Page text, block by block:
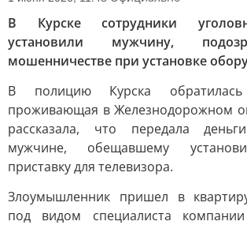
В Курске сотрудники
установили мужчину,
мошенничестве при установке
В полицию Курска обратилась
проживающая в Железнодорожном
рассказала, что передала
мужчине, обещавшему
приставку для телевизора.
Злоумышленник пришел в
под видом специалиста